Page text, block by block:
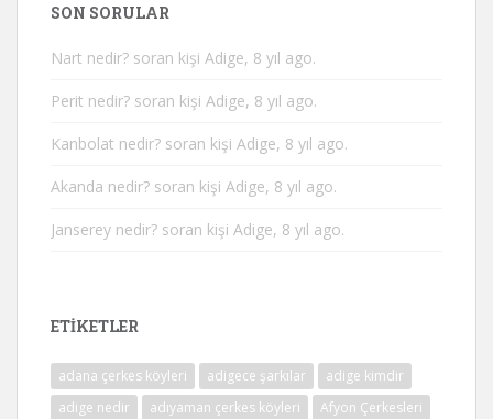
SON SORULAR
Nart nedir? soran kişi Adige, 8 yıl ago.
Perit nedir? soran kişi Adige, 8 yıl ago.
Kanbolat nedir? soran kişi Adige, 8 yıl ago.
Akanda nedir? soran kişi Adige, 8 yıl ago.
Janserey nedir? soran kişi Adige, 8 yıl ago.
ETIKETLER
adana çerkes köyleri adigece şarkılar
adige kimdir
adige nedir
adıyaman çerkes köyleri Afyon Çerkesleri